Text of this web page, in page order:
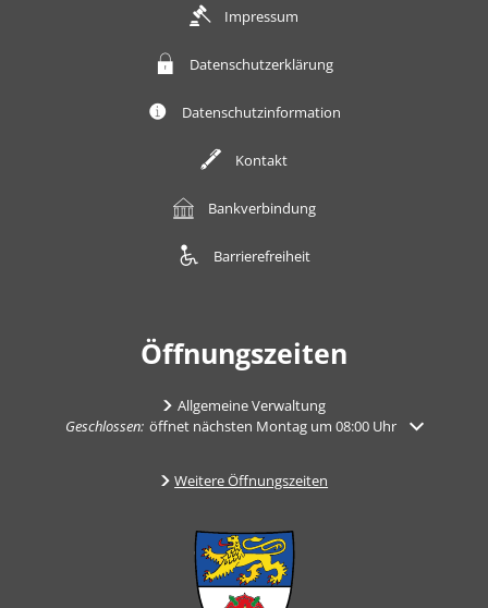
Impressum
Datenschutzerklärung
Datenschutzinformation
Kontakt
Bankverbindung
Barrierefreiheit
Öffnungszeiten
Allgemeine Verwaltung
Klicken, um weitere Öffnungs- oder Schließzeiten auszublenden
Geschlossen: öffnet nächsten Montag um 08:00 Uhr
Weitere Öffnungszeiten